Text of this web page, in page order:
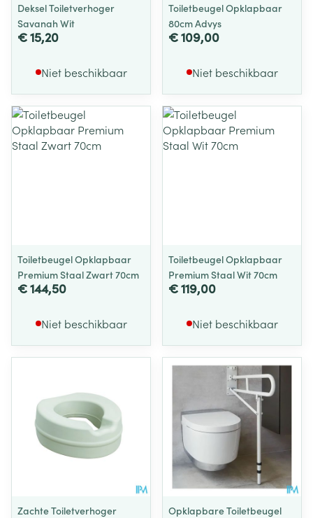
Deksel Toiletverhoger
Savanah Wit
€ 15,20
Niet beschikbaar
Toiletbeugel Opklapbaar
80cm Advys
€ 109,00
Niet beschikbaar
Toiletbeugel Opklapbaar
Premium Staal Zwart 70cm
€ 144,50
Niet beschikbaar
Toiletbeugel Opklapbaar
Premium Staal Wit 70cm
€ 119,00
Niet beschikbaar
Zachte Toiletverhoger
Opklapbare Toiletbeugel